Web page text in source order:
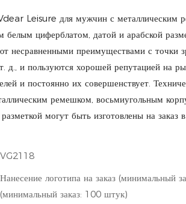
Leisure для мужчин с металлическим
белым циферблатом, датой и арабской
несравненными преимуществами с точки
д., и пользуются хорошей репутацией на
и постоянно их совершенствует.
ремешком, восьмиугольным
могут быть изготовлены на
VG2118
Нанесение логотипа на заказ (минимальный
(минимальный заказ: 100 штук)